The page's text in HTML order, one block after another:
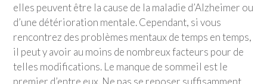
elles peuvent être la cause de la maladie d’Alzheimer ou
d’une détérioration mentale. Cependant, si vous
rencontrez des problèmes mentaux de temps en temps,
il peut y avoir au moins de nombreux facteurs pour de
telles modifications. Le manque de sommeil est le